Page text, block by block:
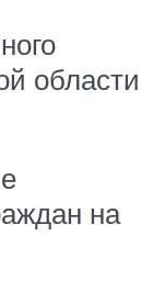
области
на